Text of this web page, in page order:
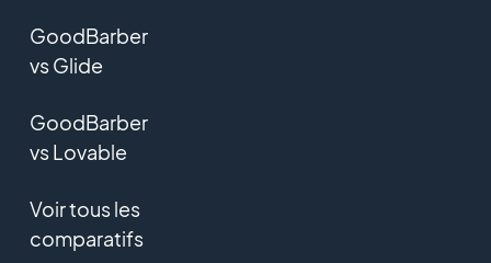
GoodBarber
vs Glide
GoodBarber
vs Lovable
Voir tous les
comparatifs